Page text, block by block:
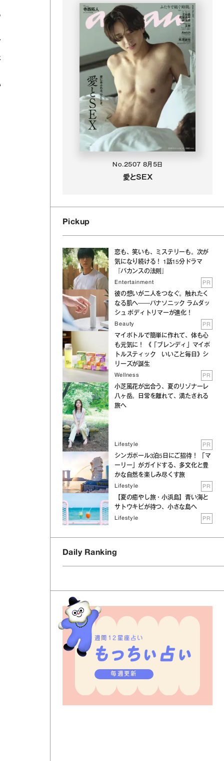
No.2507 8月5日
愛とSEX
Pickup
恋も、笑いも、ミステリーも。次が
気になり続ける！ 1話15分ドラマ
『バカンスの法則』
Entertainment PR
彼の想いが二人をつなぐ。触れたく
なる肌へ──パナソニック ラムダッ
シュ ボディトリマーが進化！
Beauty PR
マイボトルで簡単に作れて、体も心
も元気に！ 《「ブレンディ」マイボ
トルスティック いいこと毎日》シ
リーズが誕生
Wellness PR
小芝風花が出合う、夏のリゾナーレ
八ヶ岳。日常を離れて、満たされる
旅へ
Lifestyle PR
シンガポール3泊5日にご招待！ 「マ
ーリー」がガイドする、多文化と豊
かな自然を楽しみ尽くす旅
Lifestyle PR
【夏の癒やし旅・小浜島】青い海と
サトウキビが待つ、小さな島へ
Lifestyle PR
Daily Ranking
週間12星座占い
毎週更新